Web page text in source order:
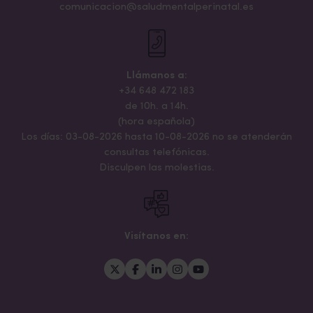
comunicacion@saludmentalperinatal.es
Llámanos a:
+34 648 472 183
de 10h. a 14h.
(hora española)
Los días: 03-08-2026 hasta 10-08-2026 no se atenderán
consultas telefónicas.
Disculpen las molestias.
Visítanos en: